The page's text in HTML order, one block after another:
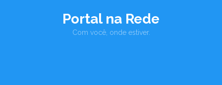
Portal na Rede
Com você, onde estiver.